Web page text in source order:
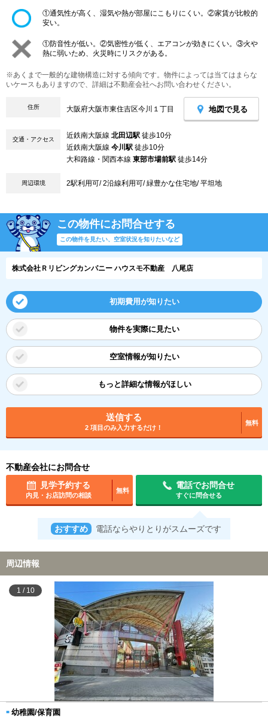
①通気性が高く、湿気や熱が部屋にこもりにくい。②家賃が比較的
安い。
①防音性が低い。②気密性が低く、エアコンが効きにくい。③火や
熱に弱いため、火災時にリスクがある。
※あくまで一般的な建物構造に対する傾向です。物件によっては当てはまらな
いケースもありますので、詳細は不動産会社へお問い合わせください。
住所 大阪府大阪市東住吉区今川１丁目 地図で見る
交通・アクセス 近鉄南大阪線 北田辺駅 徒歩10分
近鉄南大阪線 今川駅 徒歩10分
大和路線・関西本線 東部市場前駅 徒歩14分
周辺環境 2駅利用可/ 2沿線利用可/ 緑豊かな住宅地/ 平坦地
この物件にお問合せする
この物件を見たい、空室状況を知りたいなど
株式会社Ｒリビングカンパニー ハウスモ不動産 八尾店
初期費用が知りたい
物件を実際に見たい
空室情報が知りたい
もっと詳細な情報がほしい
送信する
2 項目のみ入力するだけ！
無料
不動産会社にお問合せ
見学予約する
内見・お店訪問の相談
無料
電話でお問合せ
すぐに問合せる
おすすめ 電話ならやりとりがスムーズです
周辺情報
1 / 10
幼稚園/保育園